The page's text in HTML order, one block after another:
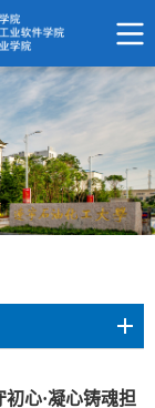
心·凝心铸魂担